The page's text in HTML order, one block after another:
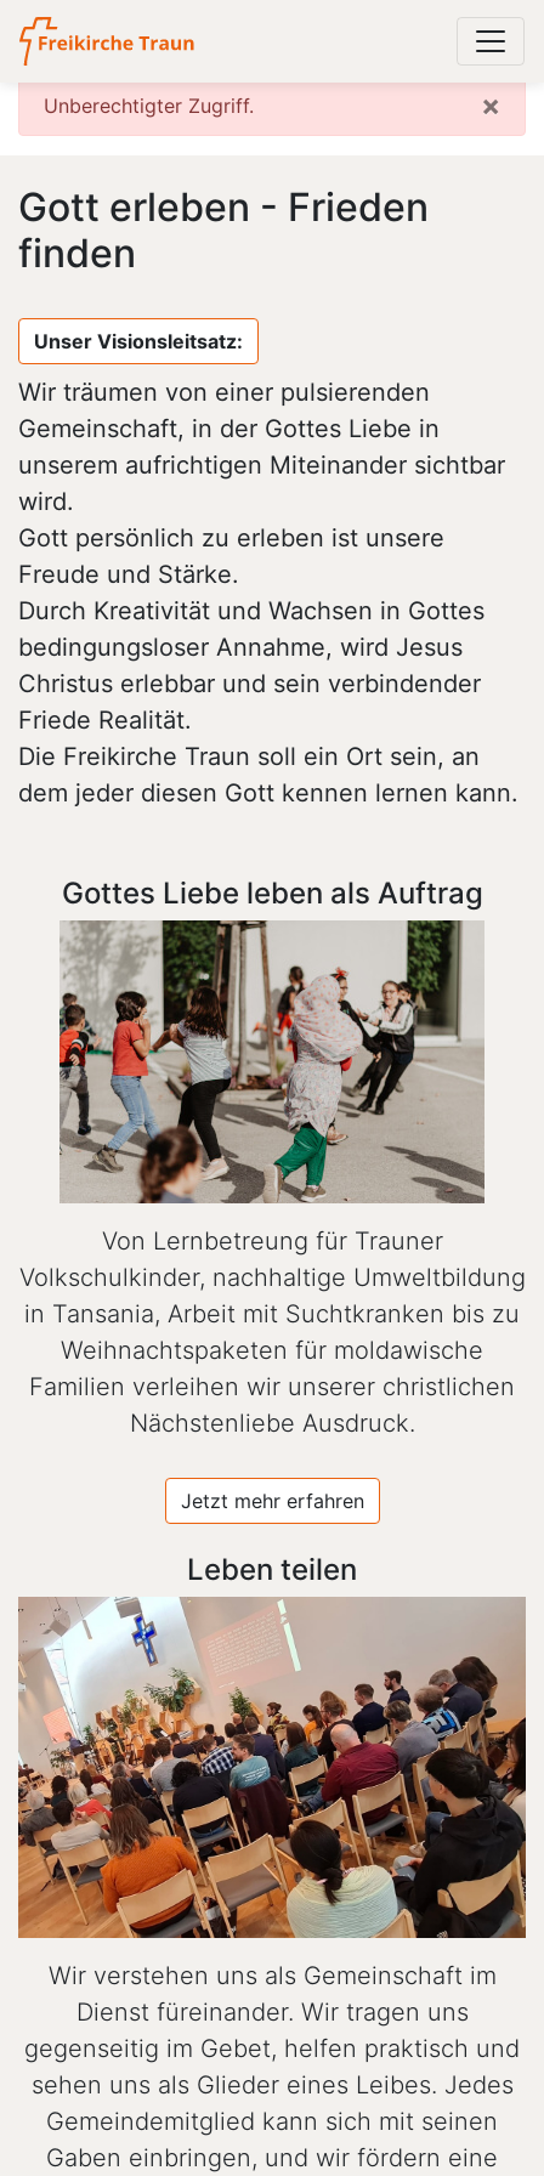
×
Unberechtigter Zugriff.
Gott erleben - Frieden
finden
Unser Visionsleitsatz:
Wir träumen von einer pulsierenden
Gemeinschaft, in der Gottes Liebe in
unserem aufrichtigen Miteinander sichtbar
wird.
Gott persönlich zu erleben ist unsere
Freude und Stärke.
Durch Kreativität und Wachsen in Gottes
bedingungsloser Annahme, wird Jesus
Christus erlebbar und sein verbindender
Friede Realität.
Die Freikirche Traun soll ein Ort sein, an
dem jeder diesen Gott kennen lernen kann.
Gottes Liebe leben als Auftrag
Von Lernbetreung für Trauner
Volkschulkinder, nachhaltige Umweltbildung
in Tansania, Arbeit mit Suchtkranken bis zu
Weihnachtspaketen für moldawische
Familien verleihen wir unserer christlichen
Nächstenliebe Ausdruck.
Jetzt mehr erfahren
Leben teilen
Wir verstehen uns als Gemeinschaft im
Dienst füreinander. Wir tragen uns
gegenseitig im Gebet, helfen praktisch und
sehen uns als Glieder eines Leibes. Jedes
Gemeindemitglied kann sich mit seinen
Gaben einbringen, und wir fördern eine